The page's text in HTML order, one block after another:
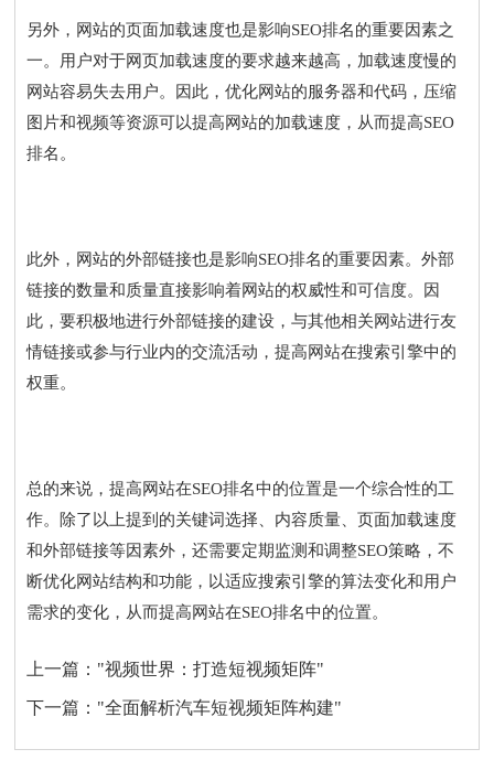
另外，网站的页面加载速度也是影响SEO排名的重要因素之
一。用户对于网页加载速度的要求越来越高，加载速度慢的
网站容易失去用户。因此，优化网站的服务器和代码，压缩
图片和视频等资源可以提高网站的加载速度，从而提高SEO
排名。
此外，网站的外部链接也是影响SEO排名的重要因素。外部
链接的数量和质量直接影响着网站的权威性和可信度。因
此，要积极地进行外部链接的建设，与其他相关网站进行友
情链接或参与行业内的交流活动，提高网站在搜索引擎中的
权重。
总的来说，提高网站在SEO排名中的位置是一个综合性的工
作。除了以上提到的关键词选择、内容质量、页面加载速度
和外部链接等因素外，还需要定期监测和调整SEO策略，不
断优化网站结构和功能，以适应搜索引擎的算法变化和用户
需求的变化，从而提高网站在SEO排名中的位置。
上一篇： "视频世界：打造短视频矩阵"
下一篇： "全面解析汽车短视频矩阵构建"